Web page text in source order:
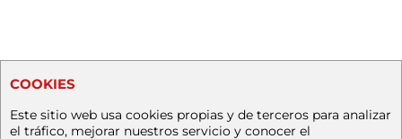
COOKIES
Este sitio web usa cookies propias y de terceros para analizar
el tráfico, mejorar nuestros servicio y conocer el